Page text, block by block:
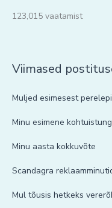
123,015 vaatamist
Viimased
Muljed esimesest
Minu esimene
Minu aasta kokkuvõte
Scandagra
Mul tõusis hetkeks